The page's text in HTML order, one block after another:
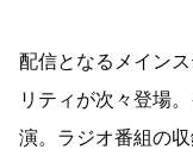
配信となるメイン
リティが次々登場
演。ラジオ番組の